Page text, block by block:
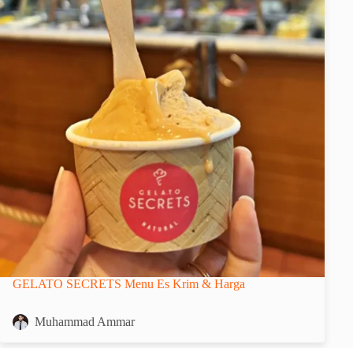
GELATO SECRETS Menu Es Krim & Harga
Muhammad Ammar